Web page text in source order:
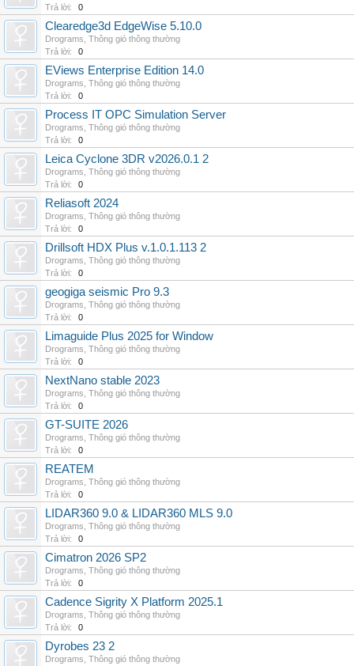
Trả lời:
0
Clearedge3d EdgeWise 5.10.0
Drograms Thông gió thông thường
Trả lời:
0
EViews Enterprise Edition 14.0
Drograms Thông gió thông thường
Trả lời:
0
Process IT OPC Simulation Server
Drograms Thông gió thông thường
Trả lời:
0
Leica Cyclone 3DR v2026.0.1 2
Drograms Thông gió thông thường
Trả lời:
0
Reliasoft 2024
Drograms Thông gió thông thường
Trả lời:
0
Drillsoft HDX Plus v.1.0.1.113 2
Drograms Thông gió thông thường
Trả lời:
0
geogiga seismic Pro 9.3
Drograms Thông gió thông thường
Trả lời:
0
Limaguide Plus 2025 for Window
Drograms Thông gió thông thường
Trả lời:
0
NextNano stable 2023
Drograms Thông gió thông thường
Trả lời:
0
GT-SUITE 2026
Drograms Thông gió thông thường
Trả lời:
0
REATEM
Drograms Thông gió thông thường
Trả lời:
0
LIDAR360 9.0 & LIDAR360 MLS 9.0
Drograms Thông gió thông thường
Trả lời:
0
Cimatron 2026 SP2
Drograms Thông gió thông thường
Trả lời:
0
Cadence Sigrity X Platform 2025.1
Drograms Thông gió thông thường
Trả lời:
0
Dyrobes 23 2
Drograms Thông gió thông thường